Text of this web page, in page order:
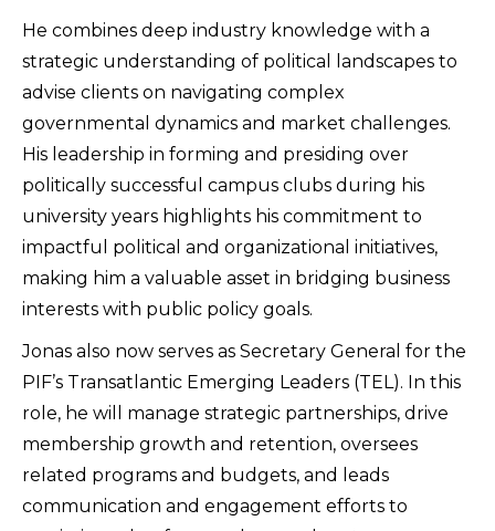
He combines deep industry knowledge with a
strategic understanding of political landscapes to
advise clients on navigating complex
governmental dynamics and market challenges.
His leadership in forming and presiding over
politically successful campus clubs during his
university years highlights his commitment to
impactful political and organizational initiatives,
making him a valuable asset in bridging business
interests with public policy goals.
Jonas also now serves as Secretary General for the
PIF’s Transatlantic Emerging Leaders (TEL). In this
role, he will manage strategic partnerships, drive
membership growth and retention, oversees
related programs and budgets, and leads
communication and engagement efforts to